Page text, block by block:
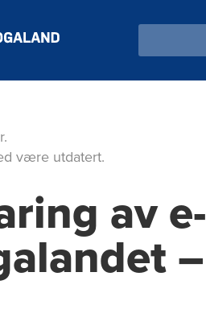
være utdatert.
av e-
–